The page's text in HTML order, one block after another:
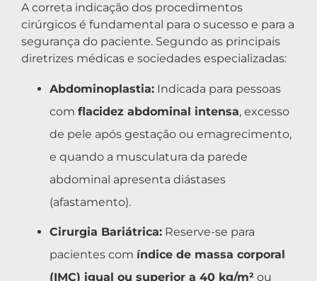
A correta indicação dos procedimentos
cirúrgicos é fundamental para o sucesso e para a
segurança do paciente. Segundo as principais
diretrizes médicas e sociedades especializadas:
Abdominoplastia: Indicada para pessoas
com flacidez abdominal intensa, excesso
de pele após gestação ou emagrecimento,
e quando a musculatura da parede
abdominal apresenta diástases
(afastamento).
Cirurgia Bariátrica: Reserve-se para
pacientes com índice de massa corporal
(IMC) igual ou superior a 40 kg/m² ou